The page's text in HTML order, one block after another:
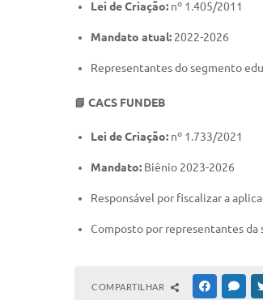
Lei de Criação: nº 1.405/2011
Mandato atual: 2022-2026
Representantes do segmento
📘 CACS FUNDEB
Lei de Criação: nº 1.733/2021
Mandato: Biênio 2023-2026
Responsável por fiscalizar a
Composto por representantes da
COMPARTILHAR FACEBOOK